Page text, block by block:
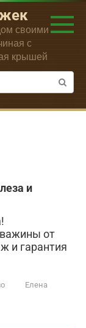
своими
с
крышей
и
от
и гарантия
Елена